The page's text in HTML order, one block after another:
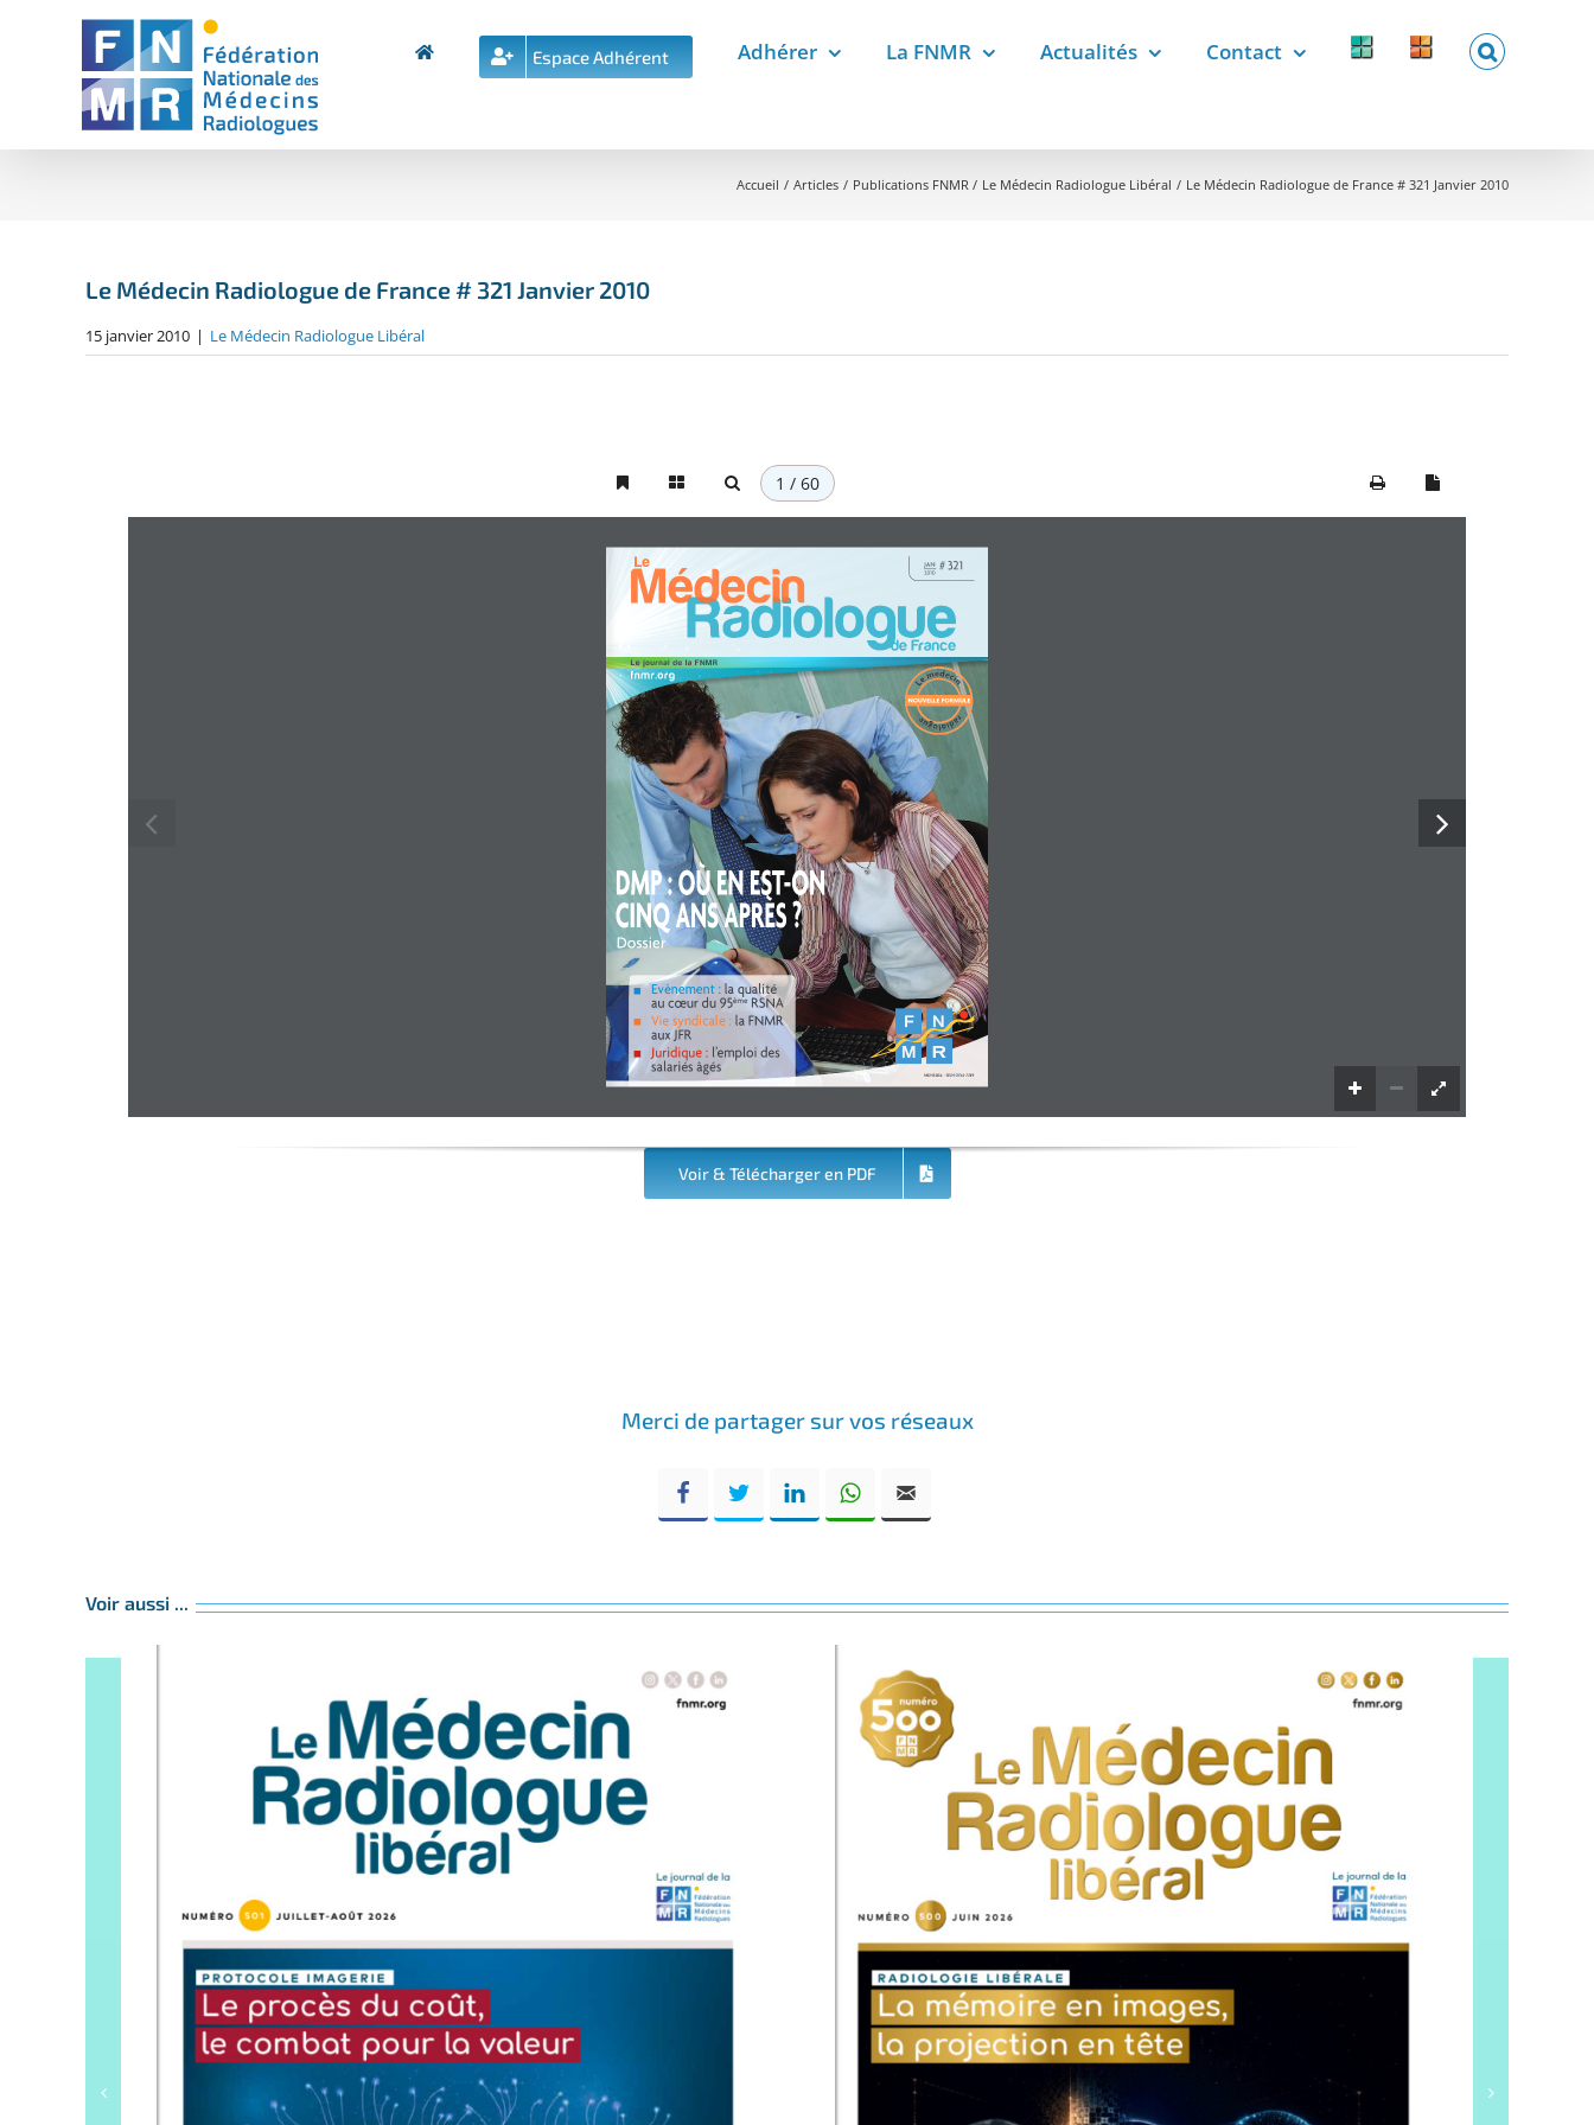
Espace Adhérent Adhérer La FNMR Actualités Contact ForcomedLabelix
Accueil Articles Publications FNMR Le Médecin Radiologue Libéral Le Médecin Radiologue de France # 321 Janvier 2010
Le Médecin Radiologue de France # 321 Janvier 2010
15 janvier 2010 | Le Médecin Radiologue Libéral
# 321JAN2010
MENSUEL - ISSN 0754-7749
Evènement : la qualitéau cœur du 95ème RSNA
Vie syndicale : la FNMRaux JFR
Juridique : l’emploi dessalariés âgés
fnmr.org
Dossier
DMP : OÙ EN EST-ONCINQ ANS APRÈS ?
NOUVELLE FORMULE
1 / 60
Voir & Télécharger en PDF
Merci de partager sur vos réseaux
Facebook Twitter LinkedIn WhatsApp
Voir aussi ...